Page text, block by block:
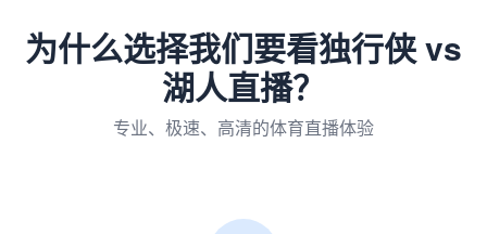
为什么选择我们要看独行侠 vs
湖人直播？
专业、极速、高清的体育直播体验